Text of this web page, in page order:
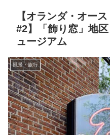
【オランダ・オー
#2】「飾り窓」地
ュージアム
風景・旅行